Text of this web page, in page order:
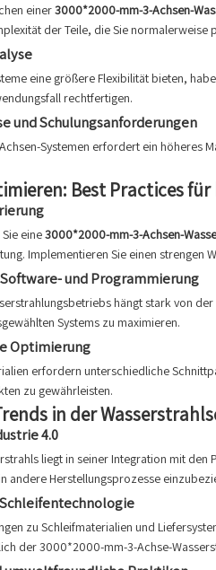
einer3000*2000-mm-3-Achsen-
der Teile, die Sie
eine größere Flexibilität bieten,
rechtfertigen.
und Schulungsanforderungen
Systemen erfordert ein höheres
Best Practices für
eine3000*2000-mm-3-Achsen-
Implementieren Sie einen strengen
und Programmierung
hängt stark von
Systems zu maximieren.
Optimierung
erfordern unterschiedliche
zu gewährleisten.
in der
4.0
liegt in seiner Integration mit
andere Herstellungsprozesse
zu Schleifmaterialien und
der 3000*2000-mm-3-Achse-